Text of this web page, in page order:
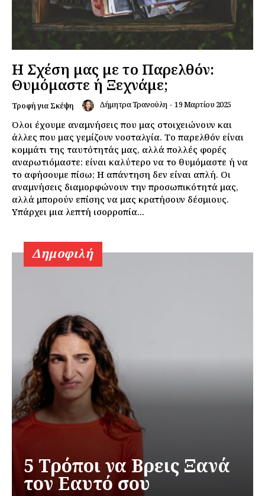
Η Σχέση μας με το Παρελθόν:
Θυμόμαστε ή Ξεχνάμε;
Τροφή για Σκέψη Δήμητρα Τρανούλη - 19 Μαρτίου 2025
Όλοι έχουμε αναμνήσεις που μας στοιχειώνουν και
άλλες που μας γεμίζουν νοσταλγία. Το παρελθόν είναι
κομμάτι της ταυτότητάς μας, αλλά πολλές φορές
αναρωτιόμαστε: είναι καλύτερο να το θυμόμαστε ή να
το αφήσουμε πίσω; Η απάντηση δεν είναι απλή. Οι
αναμνήσεις διαμορφώνουν την προσωπικότητά μας,
αλλά μπορούν επίσης να μας κρατήσουν δέσμιους.
Υπάρχει μια λεπτή ισορροπία...
Δημοφιλή
5 Τρόποι να Βρεις Ξανά
τον Εαυτό σου